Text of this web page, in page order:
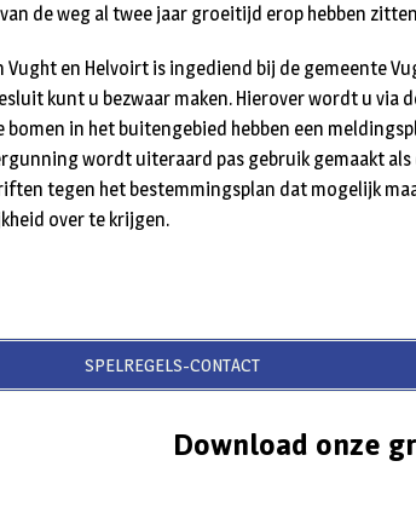
de weg al twee jaar groeitijd erop hebben
Vught en Helvoirt is ingediend bij de gemeente
kunt u bezwaar maken. Hierover wordt u via
bomen in het buitengebied hebben een
wordt uiteraard pas gebruik gemaakt als
tegen het bestemmingsplan dat mogelijk
over te krijgen.
SPELREGELS-CONTACT
Download onze